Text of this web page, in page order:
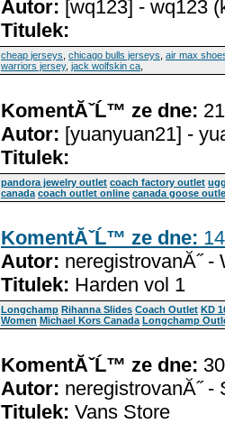
Autor: [wq123] - wq123
Titulek:
cheap jerseys chicago bulls jerseys air max
warriors jersey, jack wolfskin ca
KomentĂˇĹ™ ze dne:
Autor: [yuanyuan21] -
Titulek:
pandora jewelry outlet coach factory outlet
canada coach outlet online canada goose
KomentĂˇĹ™ ze dne:
Autor: neregistrovanĂ˝
Titulek: Harden vol 1
Longchamp Rihanna Slides Coach Outlet KD
Women Michael Kors Canada Longchamp
KomentĂˇĹ™ ze dne:
Autor: neregistrovanĂ˝
Titulek: Vans Store